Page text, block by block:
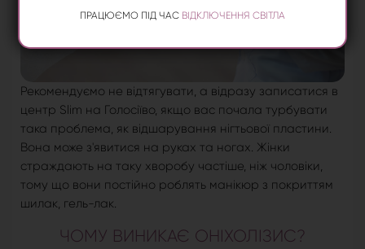
Рекомендуємо не відтягувати, а відразу записатися в
центр Slim на Голосіїво, якщо вас почала турбувати
така проблема, як відшарування нігтьової пластини.
Вона може з'явитися на руках та ногах. Жінки
страждають на таку хворобу частіше, ніж чоловіки,
тому що вони постійно роблять манікюр з покриттям
шилак, гель-лак.
ЧОМУ ВИНИКАЄ ОНІХОЛІЗИС?
ПРАЦЮЄМО ПІД ЧАС ВІДКЛЮЧЕННЯ СВІТЛА